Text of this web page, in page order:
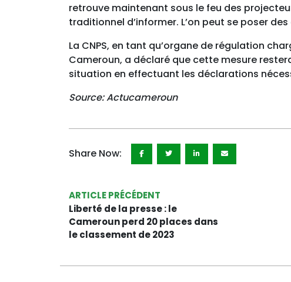
retrouve maintenant sous le feu des
traditionnel d’informer. L’on peut se poser
La CNPS, en tant qu’organe de régulation
Cameroun, a déclaré que cette mesure
situation en effectuant les déclarations
Source: Actucameroun
Share Now:
ARTICLE PRÉCÉDENT
Liberté de la presse : le
Cameroun perd 20 places dans
le classement de 2023